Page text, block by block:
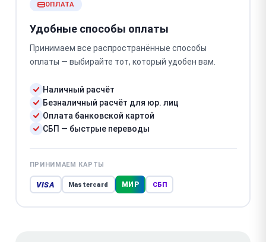
ОПЛАТА
Удобные способы оплаты
Принимаем все распространённые способы
оплаты — выбирайте тот, который удобен вам.
Наличный расчёт
Безналичный расчёт для юр. лиц
Оплата банковской картой
СБП — быстрые переводы
ПРИНИМАЕМ КАРТЫ
VISA Mastercard МИР СБП